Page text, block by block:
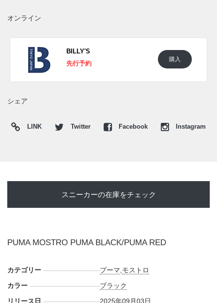
フォームストリップやストラップには質感の異なるレザーを
配置した。同色でありながらも、素材のコントラストによっ
て立体感が生まれ、ミニマルながらも深みのある表情を創出
している。
格は17,600円 (税込)。また新たな情報が入り次第、スニーカ
オンライン
BILLY'S
先行予約
購入
シェア
LINK Twitter Facebook Instagram
スニーカーの在庫をチェック
PUMA MOSTRO PUMA BLACK/PUMA RED
カテゴリー プーマ モストロ
カラー
ブラック
リリース日
2025年09月03日